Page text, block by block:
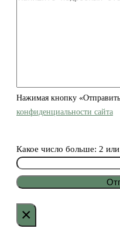
Нажимая кнопку
конфиденциальности сайта
Какое число больше: 2
×